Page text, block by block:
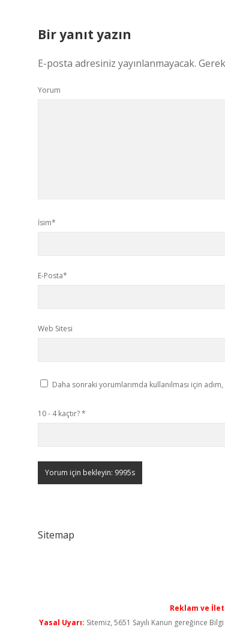
Bir yanıt yazın
E-posta adresiniz yayınlanmayacak.
Yorum
İsim*
E-Posta*
Web Sitesi
Daha sonraki yorumlarımda kullanılması için
10 - 4 kaçtır?*
Sitemap
Reklam ve
Yasal Uyarı: Sitemiz, 5651 Sayılı Kanun gereğince